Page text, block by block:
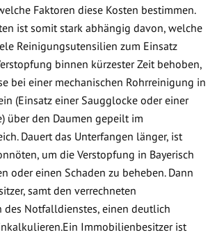
Faktoren diese Kosten bestimmen.
ist somit stark abhängig davon, welche
Reinigungsutensilien zum Einsatz
binnen kürzester Zeit behoben,
bei einer mechanischen Rohrreinigung in
(Einsatz einer Saugglocke oder einer
über den Daumen gepeilt im
Dauert das Unterfangen länger, ist
um die Verstopfung in Bayerisch
oder einen Schaden zu beheben. Dann
samt den verrechneten
des Notfalldienstes, einen deutlich
Immobilienbesitzer ist